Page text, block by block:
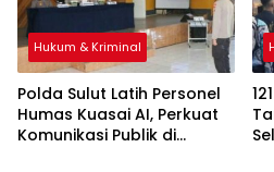
Hukum & Kriminal
Polda Sulut Latih Personel
Humas Kuasai AI, Perkuat
Komunikasi Publik di